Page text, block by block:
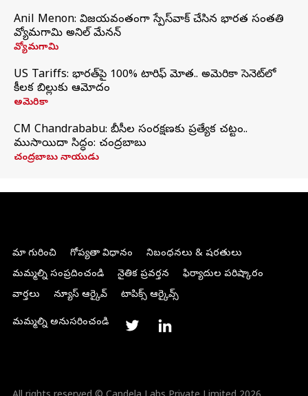
Anil Menon: విజయవంతంగా స్పేస్‌వాక్‌ చేసిన భారత సంతతి
వ్యోమగామి అనిల్‌ మేనన్
వ్యోమగామి
US Tariffs: భారత్‌పై 100% టారిఫ్‌ మోత.. అమెరికా సెనెట్‌లో
కీలక బిల్లుకు ఆమోదం
అమెరికా
CM Chandrababu: బీసీల సంరక్షణకు ప్రత్యేక చట్టం..
ముసాయిదా సిద్ధం: చంద్రబాబు
చంద్రబాబు నాయుడు
మా గురించి గోప్యతా విధానం
నిబంధనలు & షరతులు
మమ్మల్ని సంప్రదించండి
నైతిక ప్రవర్తన
ఫిర్యాదుల పరిష్కారం
వార్తలు
న్యూస్ ఆర్కైవ్ టాపిక్స్ ఆర్కైవ్స్
మమ్మల్ని అనుసరించండి